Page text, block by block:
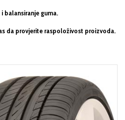
balansiranje guma.
da provjerite raspoloživost proizvoda.